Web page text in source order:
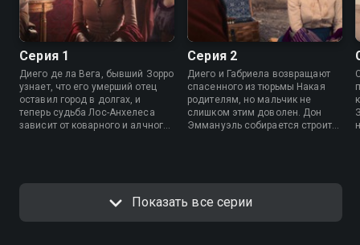
Серия 1
Диего де ла Вега, бывший Зорро
узнает, что его умерший отец
оставил город в долгах, и
теперь судьба Лос-Анхелеса
зависит от коварного и алчного
Серия 2
Диего и Габриела возвращают
спасенного из тюрьмы Накая
родителям, но мальчик не
слишком этим доволен. Дон
Эммануэль собирается строить
Показать все серии